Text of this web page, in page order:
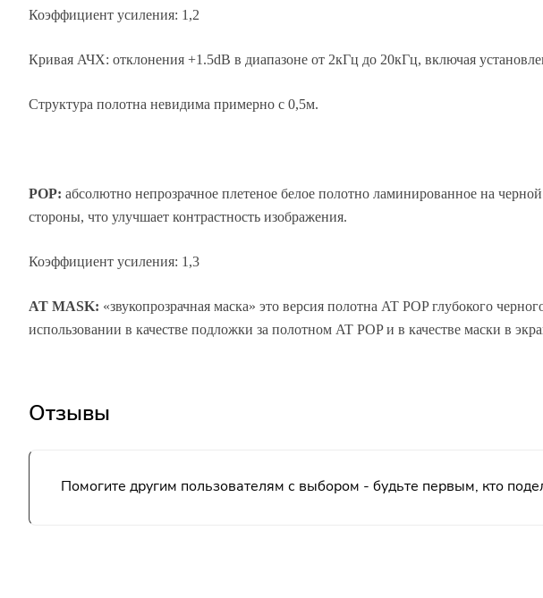
Коэффициент усиления: 1,2
Кривая АЧХ: отклонения +1.5dB в диапазоне от 2кГц до 20кГц, включая
Структура полотна невидима примерно с 0,5м.
POP: абсолютно непрозрачное плетеное белое полотно ламинированное на
стороны, что улучшает контрастность изображения.
Коэффициент усиления: 1,3
AT MASK: «звукопрозрачная маска» это версия полотна AT POP глубокого
использовании в качестве подложки за полотном AT POP и в качестве маски в
Отзывы
Помогите другим пользователям с выбором - будьте первым, кто